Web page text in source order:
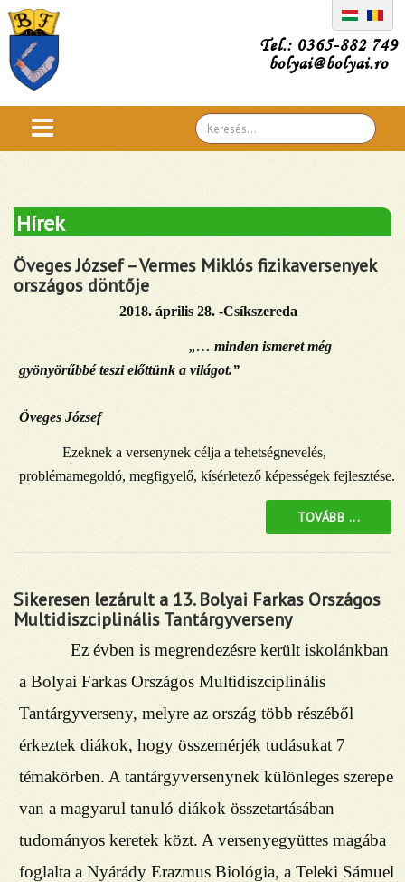
Tel.: 0365-882 749
bolyai@bolyai.ro
Search
...
Hírek
Öveges József – Vermes Miklós fizikaversenyek
országos döntője
2018. április 28. -Csíkszereda
„… minden ismeret még
gyönyörűbbé teszi előttünk a világot.”
Öveges József
Ezeknek a versenynek célja a tehetségnevelés,
problémamegoldó, megfigyelő, kísérletező képességek fejlesztése.
TOVÁBB ...
Sikeresen lezárult a 13. Bolyai Farkas Országos
Multidiszciplinális Tantárgyverseny
Ez évben is megrendezésre került iskolánkban
a Bolyai Farkas Országos Multidiszciplinális
Tantárgyverseny, melyre az ország több részéből
érkeztek diákok, hogy összemérjék tudásukat 7
témakörben. A tantárgyversenynek különleges szerepe
van a magyarul tanuló diákok összetartásában
tudományos keretek közt. A versenyegyüttes magába
foglalta a Nyárády Erazmus Biológia, a Teleki Sámuel